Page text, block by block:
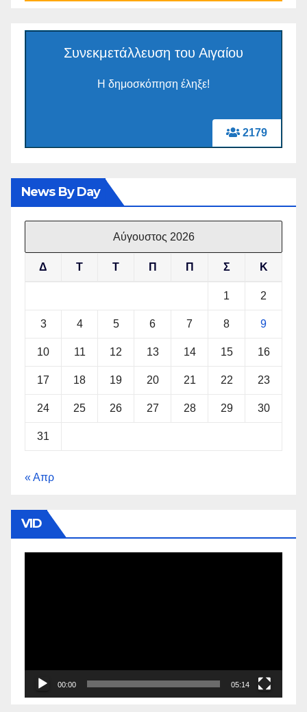
2179
Συνεκμετάλλευση του Αιγαίου
Η δημοσκόπηση έληξε!
News By Day
Αύγουστος 2026
Δ Τ Τ Π Π Σ Κ
1 2
3 4 5 6 7 8 9
10 11 12 13 14 15 16
17 18 19 20 21 22 23
24 25 26 27 28 29 30
31
« Απρ
VID
00:00 05:14